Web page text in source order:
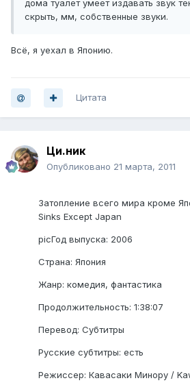
дома туалет умеет издавать звук
скрыть, мм, собственные звуки.
Всё, я уехал в Японию.
Цитата
Ци.ник
Опубликовано 21 марта, 2011
Затопление всего мира кроме
Sinks Except Japan
picГод выпуска: 2006
Страна: Япония
Жанр: комедия, фантастика
Продолжительность: 1:38:07
Перевод: Субтитры
Русские субтитры: есть
Режиссер: Кавасаки Минору /